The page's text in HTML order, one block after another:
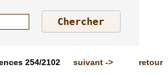
254/2102 suivant->
retour